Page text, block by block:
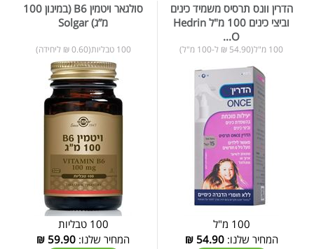
הדרין וונס תרסיס משמיד כינים
וביצי כינים 100 מ"ל Hedrin
O...
100 מ"ל(54.90 ₪ ל-100 מ"ל)
100 מ"ל
המחיר שלנו:54.90
₪
סולגאר ויטמין B6 (במינון 100
מ”ג) Solgar
100 טבליות(0.60 ₪ ליחידה)
100 טבליות
המחיר שלנו: 59.90
₪